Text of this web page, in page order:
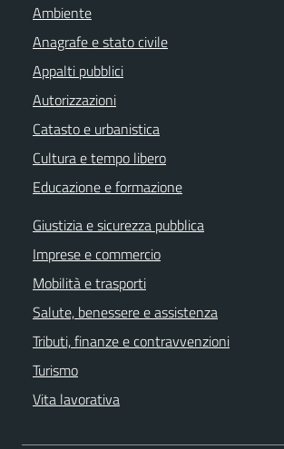
Ambiente
Anagrafe e stato civile
Appalti pubblici
Autorizzazioni
Catasto e urbanistica
Cultura e tempo libero
Educazione e formazione
Giustizia e sicurezza pubblica
Imprese e commercio
Mobilità e trasporti
Salute, benessere e assistenza
Tributi, finanze e contravvenzioni
Turismo
Vita lavorativa